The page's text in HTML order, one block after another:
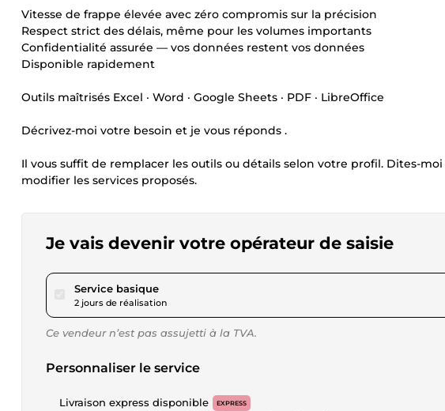
Vitesse de frappe élevée avec zéro compromis sur la précision
Respect strict des délais, même pour les volumes importants
Confidentialité assurée — vos données restent vos données
Disponible rapidement
Outils maîtrisés Excel · Word · Google Sheets · PDF · LibreOffice
Décrivez-moi votre besoin et je vous réponds .
Il vous suffit de remplacer les outils ou détails selon votre profil. Dites-
modifier les services proposés.
Je vais devenir votre opérateur de saisie
Service basiquepour 17,31 $US
2 jours de réalisation
Ce vendeur n’est pas assujetti à la TVA.
Personnaliser le service
Livraison express disponible EXPRESS